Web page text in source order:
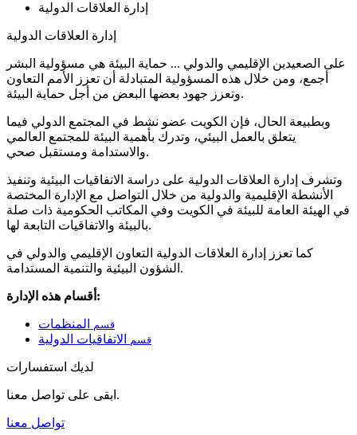
إدارة العلاقات الدولية
إدارة العلاقات الدولية
على الصعيدين الإقليمي والدولي ... حماية البيئة هي مسؤولية البشر
أجمع، ومن خلال هذه المسؤولية المتبادلة أن تعزز الأمم التعاون
وتعزز جهود بعضها البعض من أجل حماية البيئة.
وبطبيعة الحال، فإن الكويت عضو نشط في المجتمع الدولي فيما
يتعلق بالعمل البيئي، وتدرك بأهمية البيئة للمجتمع العالمي
والاستدامة ومستقبل صحي.
وتشرف إدارة العلاقات الدولية على دراسة الاتفاقيات البيئية وتنفيذ
الأنشطة الإقليمية والدولية من خلال التواصل مع الإدارة المختصة
في الهيئة العامة للبيئة في الكويت وفي المكاتب الحكومية ذات صلة
بالبيئة والاتفاقيات التابعة لها.
كما تعزز إدارة العلاقات الدولية التعاون الإقليمي والدولي في
الشؤون البيئية والتنمية المستدامة.
أقسام هذه الإدارة:
قسم المنظمات
قسم الاتفاقيات الدولية
لديك استفسارات
ابقى على تواصل معنا.
تواصل معنا